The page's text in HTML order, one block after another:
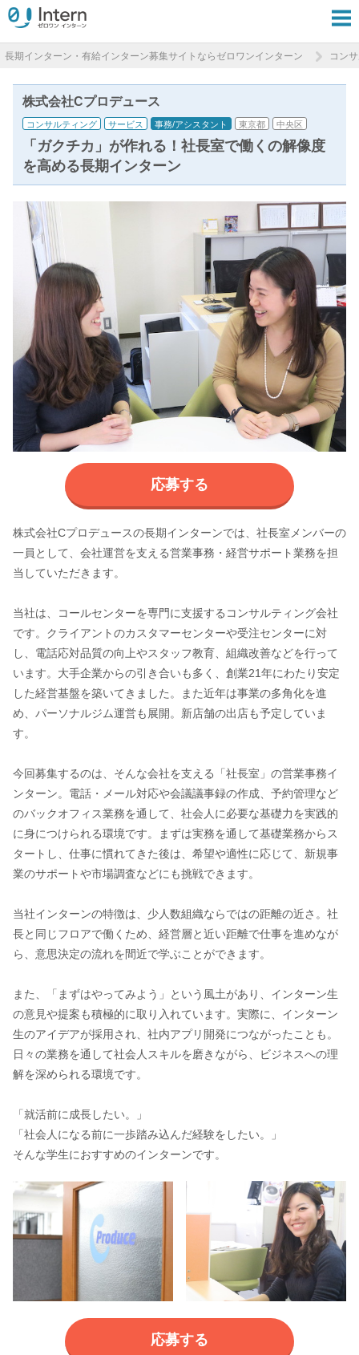
長期インターン・有給インターン募集サイトならゼロワンインターン コン
株式会社Cプロデュース
コンサルティング サービス 事務/アシスタント 東京都 中央区
「ガクチカ」が作れる！社長室で働くの解像度
を高める長期インターン
応募する
株式会社Cプロデュースの長期インターンでは、社長室メンバーの
一員として、会社運営を支える営業事務・経営サポート業務を担
当していただきます。
当社は、コールセンターを専門に支援するコンサルティング会社
です。クライアントのカスタマーセンターや受注センターに対
し、電話応対品質の向上やスタッフ教育、組織改善などを行って
います。大手企業からの引き合いも多く、創業21年にわたり安定
した経営基盤を築いてきました。また近年は事業の多角化を進
め、パーソナルジム運営も展開。新店舗の出店も予定していま
す。
今回募集するのは、そんな会社を支える「社長室」の営業事務イ
ンターン。電話・メール対応や会議議事録の作成、予約管理など
のバックオフィス業務を通して、社会人に必要な基礎力を実践的
に身につけられる環境です。まずは実務を通して基礎業務からス
タートし、仕事に慣れてきた後は、希望や適性に応じて、新規事
業のサポートや市場調査などにも挑戦できます。
当社インターンの特徴は、少人数組織ならではの距離の近さ。社
長と同じフロアで働くため、経営層と近い距離で仕事を進めなが
ら、意思決定の流れを間近で学ぶことができます。
また、「まずはやってみよう」という風土があり、インターン生
の意見や提案も積極的に取り入れています。実際に、インターン
生のアイデアが採用され、社内アプリ開発につながったことも。
日々の業務を通して社会人スキルを磨きながら、ビジネスへの理
解を深められる環境です。
「就活前に成長したい。」
「社会人になる前に一歩踏み込んだ経験をしたい。」
そんな学生におすすめのインターンです。
応募する